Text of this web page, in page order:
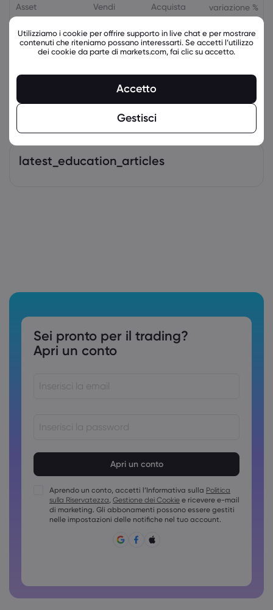
Asset Vendi Acquista variazione %
latest_education_articles
Sei pronto per il trading?
Apri un conto
Le password devono contenere almeno 1 carattere
Le password devono contenere almeno una maiuscola
Le password devono contenere almeno una minuscola
La password deve contenere ~!@#£%^&amp;*()_-
Non è possibile usare password comuni
Aprendo un conto, accetti l’Informativa sulla Politica
sulla Riservatezza, Gestione dei Cookie e ricevere e-mail
di marketing. Gli abbonamenti possono essere gestiti
nelle impostazioni delle notifiche nel tuo account.
Utilizziamo i cookie per offrire supporto in live chat e per mostrare
contenuti che riteniamo possano interessarti. Se accetti l’utilizzo
dei cookie da parte di markets.com, fai clic su accetto.
Accetto
Gestisci